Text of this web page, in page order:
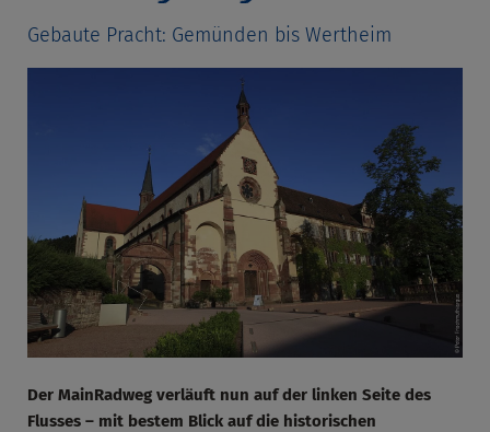
Gebaute Pracht: Gemünden bis Wertheim
Der MainRadweg verläuft nun auf der linken Seite des
Flusses – mit bestem Blick auf die historischen